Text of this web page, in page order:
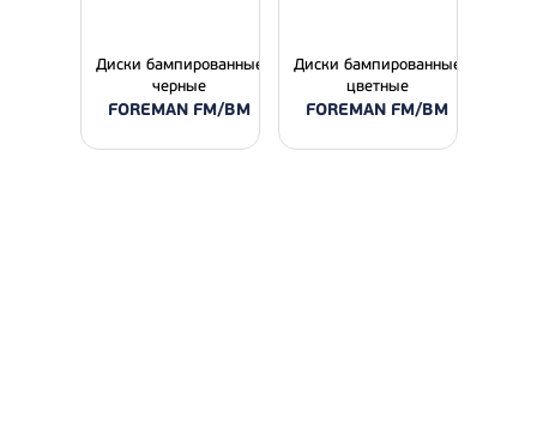
Диски бампированные
черные
FOREMAN FM/BM
Диски бампированные
цветные
FOREMAN FM/BM